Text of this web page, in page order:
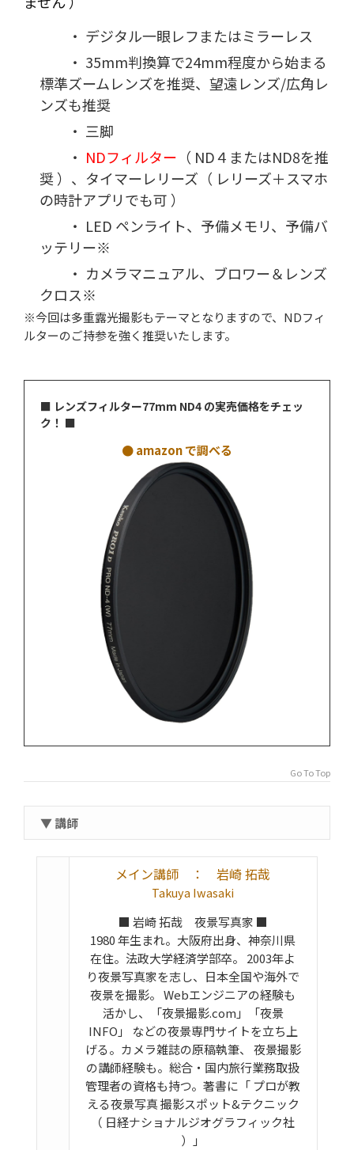
・ デジタル一眼レフまたはミラーレス
・ 35mm判換算で24mm程度から始まる
標準ズームレンズを推奨、望遠レンズ/広角レ
ンズも推奨
・ 三脚
・ NDフィルター （ ND４またはND8を推
奨 ）、タイマーレリーズ（ レリーズ＋スマホ
の時計アプリでも可 ）
・ LED ペンライト、予備メモリ、予備バ
ッテリー※
・ カメラマニュアル、ブロワー＆レンズ
クロス※
※今回は多重露光撮影もテーマとなりますので、NDフィ
ルターのご持参を強く推奨いたします。
■ レンズフィルター77mm ND4 の実売価格をチェッ
ク！ ■
● amazon で調べる
Go To Top
▼ 講師
メイン講師 ： 岩崎 拓哉
Takuya Iwasaki
■ 岩崎 拓哉 夜景写真家 ■
1980 年生まれ。大阪府出身、神奈川県
在住。法政大学経済学部卒。 2003年よ
り夜景写真家を志し、日本全国や海外で
夜景を撮影。 Webエンジニアの経験も
活かし、「夜景撮影.com」「夜景
INFO」 などの夜景専門サイトを立ち上
げる。カメラ雑誌の原稿執筆、 夜景撮影
の講師経験も。総合・国内旅行業務取扱
管理者の資格も持つ。著書に「 プロが教
える夜景写真 撮影スポット&テクニック
（ 日経ナショナルジオグラフィック社
）」